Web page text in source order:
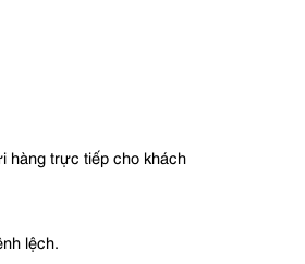
hàng trực tiếp cho khách
lệch.